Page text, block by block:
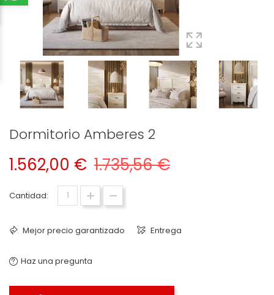
Dormitorio Amberes 2
1.562,00 € 1.735,56 €
Cantidad:
Mejor precio garantizado Entrega
Haz una pregunta